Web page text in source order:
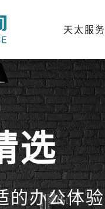
天太服务
选
的办公体验